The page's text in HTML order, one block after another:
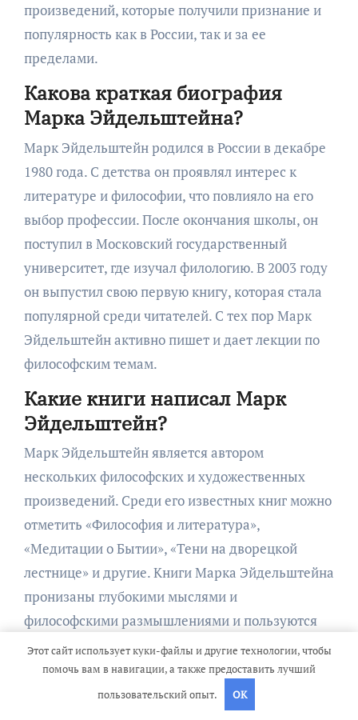
произведений, которые получили признание и
популярность как в России, так и за ее
пределами.
Какова краткая биография
Марка Эйдельштейна?
Марк Эйдельштейн родился в России в декабре
1980 года. С детства он проявлял интерес к
литературе и философии, что повлияло на его
выбор профессии. После окончания школы, он
поступил в Московский государственный
университет, где изучал филологию. В 2003 году
он выпустил свою первую книгу, которая стала
популярной среди читателей. С тех пор Марк
Эйдельштейн активно пишет и дает лекции по
философским темам.
Какие книги написал Марк
Эйдельштейн?
Марк Эйдельштейн является автором
нескольких философских и художественных
произведений. Среди его известных книг можно
отметить «Философия и литература»,
«Медитации о Бытии», «Тени на дворецкой
лестнице» и другие. Книги Марка Эйдельштейна
пронизаны глубокими мыслями и
философскими размышлениями и пользуются
популярностью среди любителей философии и
литературы.
Этот сайт использует куки-файлы и другие технологии, чтобы
помочь вам в навигации, а также предоставить лучший
пользовательский опыт.
OK